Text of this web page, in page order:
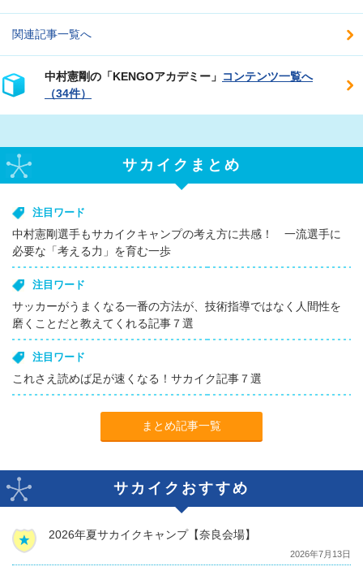
関連記事一覧へ
中村憲剛の「KENGOアカデミー」 コンテンツ一覧へ
（34件）
サカイクまとめ
注目ワード
中村憲剛選手もサカイクキャンプの考え方に共感！ 一流選手に
必要な「考える力」を育む一歩
注目ワード
サッカーがうまくなる一番の方法が、技術指導ではなく人間性を
磨くことだと教えてくれる記事７選
注目ワード
これさえ読めば足が速くなる！サカイク記事７選
まとめ記事一覧
サカイクおすすめ
2026年夏サカイクキャンプ【奈良会場】
2026年7月13日